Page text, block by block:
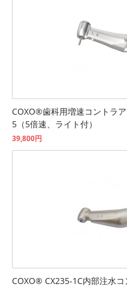
COXO®歯科用増速コントラ
5（5倍速、ライト付）
39,800円
COXO® CX235-1C内部注水